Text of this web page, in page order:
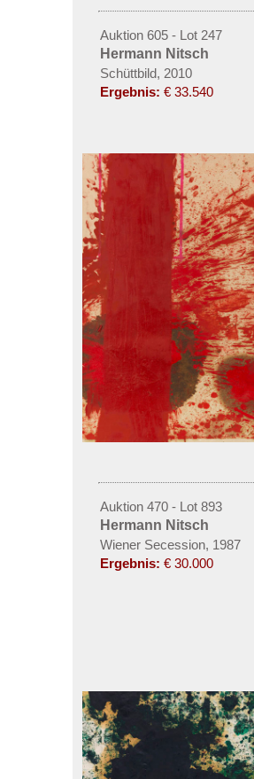
Auktion 605 - Lot 247
Hermann Nitsch
Schüttbild, 2010
Ergebnis: € 33.540
Auktion 470 - Lot 893
Hermann Nitsch
Wiener Secession, 1987
Ergebnis: € 30.000